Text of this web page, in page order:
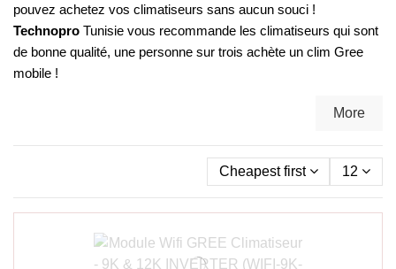
pouvez achetez vos climatiseurs sans aucun souci !
Technopro Tunisie vous recommande les climatiseurs qui sont
de bonne qualité, une personne sur trois achète un clim Gree
mobile !
More
Cheapest first 12